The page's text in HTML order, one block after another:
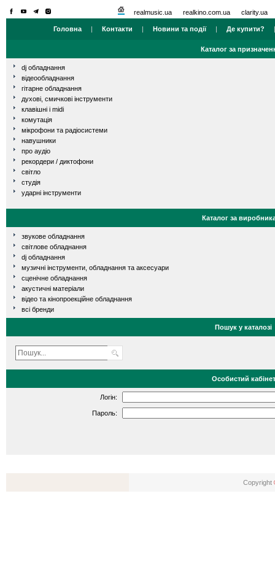
realmusic.ua realkino.com.ua clarity.ua
Головна | Контакти | Новини та події| Де купити?
Каталог за
dj обладнання
відеообладнання
гітарне обладнання
духові, смичкові інструменти
клавішні і midi
комутація
мікрофони та радіосистеми
навушники
про аудіо
рекордери / диктофони
світло
студія
ударні інструменти
Каталог за
звукове обладнання
світлове обладнання
dj обладнання
музичні інструменти, обладнання та аксесуари
сценічне обладнання
акустичні матеріали
відео та кінопроекційне обладнання
всі бренди
Пошук у каталозі
Особистий кабінет
Логін:
Пароль:
Copyright